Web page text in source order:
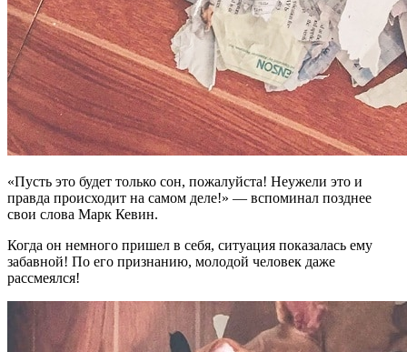
«Пусть это будет только сон, пожалуйста! Неужели это и
правда происходит на самом деле!» — вспоминал позднее
свои слова Марк Кевин.
Когда он немного пришел в себя, ситуация показалась ему
забавной! По его признанию, молодой человек даже
рассмеялся!